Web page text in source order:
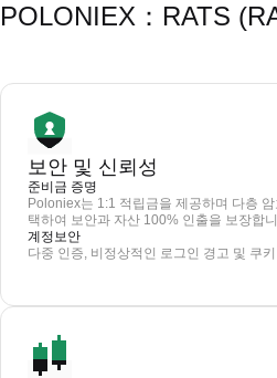
POLONIEX：RATS
보안 및 신뢰성
준비금 증명
Poloniex는 1:1 적립금을 제공하며 다층
택하여 보안과 자산 100% 인출을 보장합
계정보안
다중 인증, 비정상적인 로그인 경고 및 쿠